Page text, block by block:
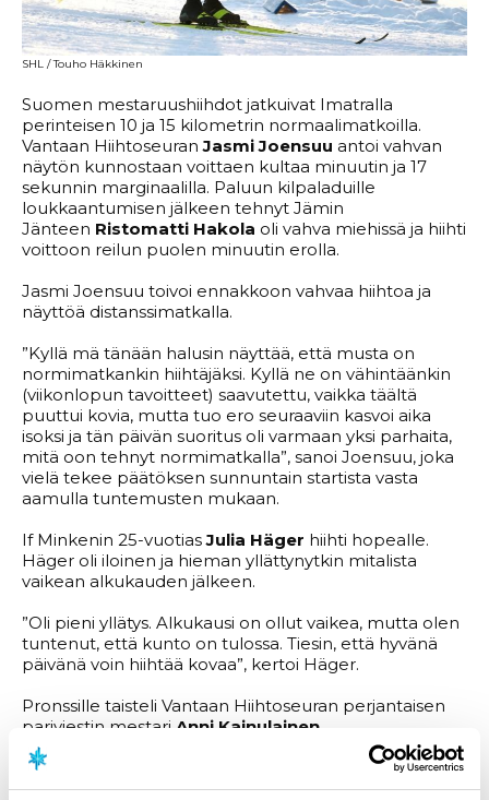
SHL / Touho Häkkinen
Suomen mestaruushiihdot jatkuivat Imatralla
perinteisen 10 ja 15 kilometrin normaalimatkoilla.
Vantaan HiihtoseuranJasmi Joensuu antoi vahvan
näytön kunnostaan voittaen kultaa minuutin ja 17
sekunnin marginaalilla. Paluun kilpaladuille
loukkaantumisen jälkeen tehnyt Jämin
Jänteen Ristomatti Hakola oli vahva miehissä ja hiihti
voittoon reilun puolen minuutin erolla.
Jasmi Joensuu toivoi ennakkoon vahvaa hiihtoa ja
näyttöä distanssimatkalla.
”Kyllä mä tänään halusin näyttää, että musta on
normimatkankin hiihtäjäksi. Kyllä ne on vähintäänkin
(viikonlopun tavoitteet) saavutettu, vaikka täältä
puuttui kovia, mutta tuo ero seuraaviin kasvoi aika
isoksi ja tän päivän suoritus oli varmaan yksi parhaita,
mitä oon tehnyt normimatkalla”, sanoi Joensuu, joka
vielä tekee päätöksen sunnuntain startista vasta
aamulla tuntemusten mukaan.
If Minkenin 25-vuotiasJulia Häger hiihti hopealle.
Häger oli iloinen ja hieman yllättynytkin mitalista
vaikean alkukauden jälkeen.
”Oli pieni yllätys. Alkukausi on ollut vaikea, mutta olen
tuntenut, että kunto on tulossa. Tiesin, että hyvänä
päivänä voin hiihtää kovaa”, kertoi Häger.
Pronssille taisteli Vantaan Hiihtoseuran perjantaisen
pariviestin mestari Anni Kainulainen
10km I